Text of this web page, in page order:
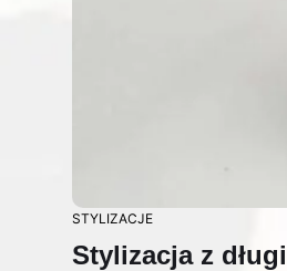
STYLIZACJE
Stylizacja z